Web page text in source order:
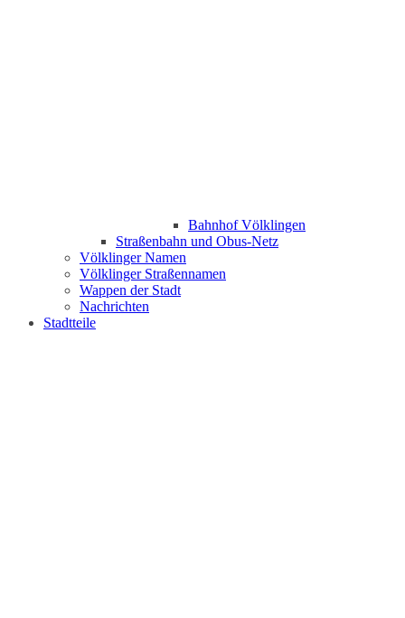
Bahnhof Völklingen
Straßenbahn und Obus-Netz
Völklinger Namen
Völklinger Straßennamen
Wappen der Stadt
Nachrichten
Stadtteile